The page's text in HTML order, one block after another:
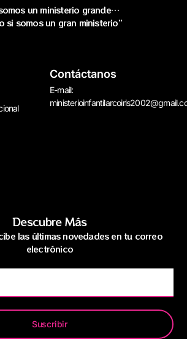
un ministerio grande…
si somos un gran ministerio”
Contáctanos
E-mail:
Descubre Más
las últimas novedades en tu correo
electrónico
Suscribir